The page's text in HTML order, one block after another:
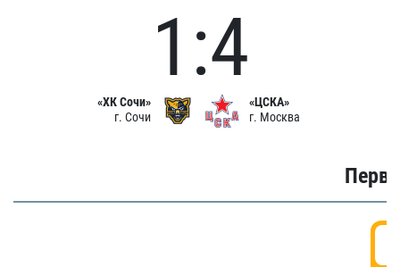
«ХК Сочи»
г. Сочи
1:4
«ЦСКА»
г. Москва